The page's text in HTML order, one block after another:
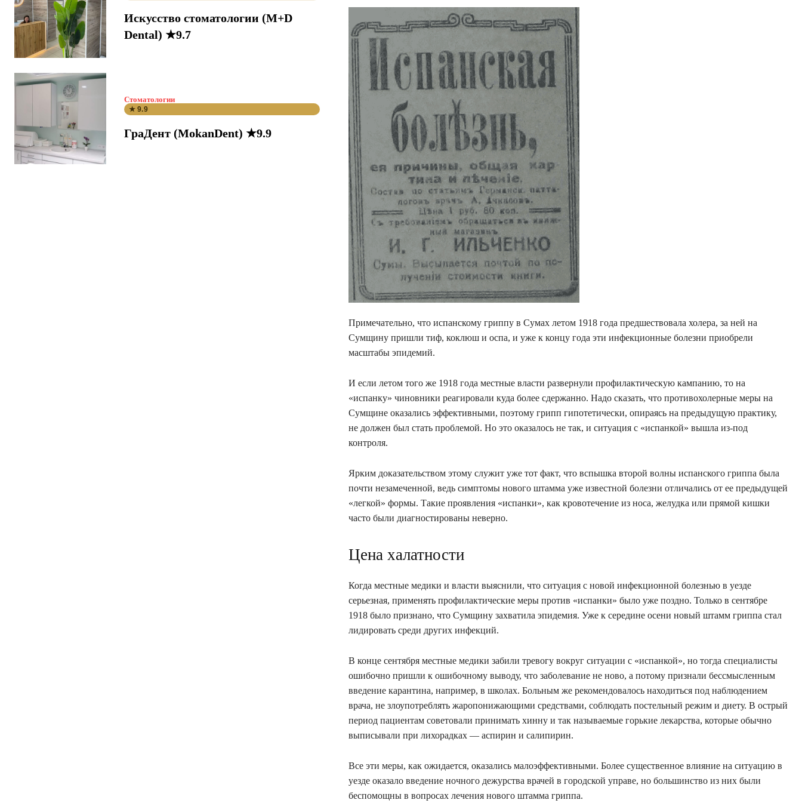
Искусство стоматологии (M+D
Dental) ★9.7
Стоматологии
★ 9.9
ГраДент (MokanDent) ★9.9
Примечательно, что испанскому гриппу в Сумах летом 1918 года предшествовала холера, за ней на
Сумщину пришли тиф, коклюш и оспа, и уже к концу года эти инфекционные болезни приобрели
масштабы эпидемий.
И если летом того же 1918 года местные власти развернули профилактическую кампанию, то на
«испанку» чиновники реагировали куда более сдержанно. Надо сказать, что противохолерные меры на
Сумщине оказались эффективными, поэтому грипп гипотетически, опираясь на предыдущую практику,
не должен был стать проблемой. Но это оказалось не так, и ситуация с «испанкой» вышла из-под
контроля.
Ярким доказательством этому служит уже тот факт, что вспышка второй волны испанского гриппа была
почти незамеченной, ведь симптомы нового штамма уже известной болезни отличались от ее предыдущей
«легкой» формы. Такие проявления «испанки», как кровотечение из носа, желудка или прямой кишки
часто были диагностированы неверно.
Цена халатности
Когда местные медики и власти выяснили, что ситуация с новой инфекционной болезнью в уезде
серьезная, применять профилактические меры против «испанки» было уже поздно. Только в сентябре
1918 было признано, что Сумщину захватила эпидемия. Уже к середине осени новый штамм гриппа стал
лидировать среди других инфекций.
В конце сентября местные медики забили тревогу вокруг ситуации с «испанкой», но тогда специалисты
ошибочно пришли к ошибочному выводу, что заболевание не ново, а потому признали бессмысленным
введение карантина, например, в школах. Больным же рекомендовалось находиться под наблюдением
врача, не злоупотреблять жаропонижающими средствами, соблюдать постельный режим и диету. В острый
период пациентам советовали принимать хинну и так называемые горькие лекарства, которые обычно
выписывали при лихорадках — аспирин и салипирин.
Все эти меры, как ожидается, оказались малоэффективными. Более существенное влияние на ситуацию в
уезде оказало введение ночного дежурства врачей в городской управе, но большинство из них были
беспомощны в вопросах лечения нового штамма гриппа.